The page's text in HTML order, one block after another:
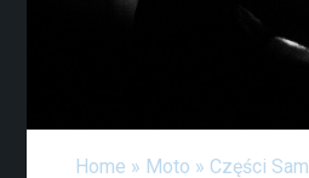
Home » Moto » Części